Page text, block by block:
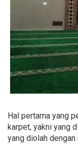
Hal pertama yang
karpet, yakni yang
yang diolah